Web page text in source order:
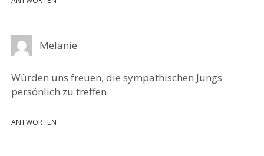
Melanie
Würden uns freuen, die sympathischen Jungs
persönlich zu treffen
ANTWORTEN